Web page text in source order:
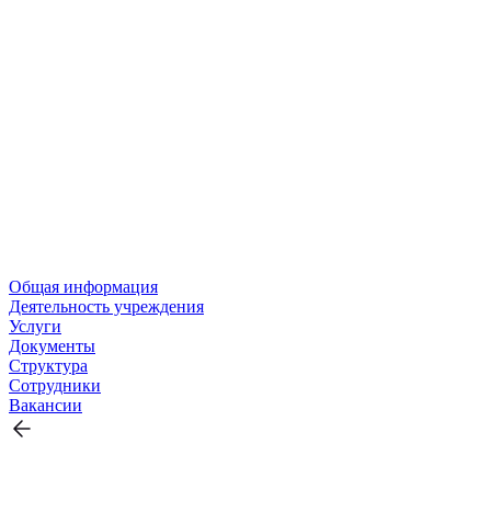
Общая информация
Деятельность учреждения
Услуги
Документы
Структура
Сотрудники
Вакансии